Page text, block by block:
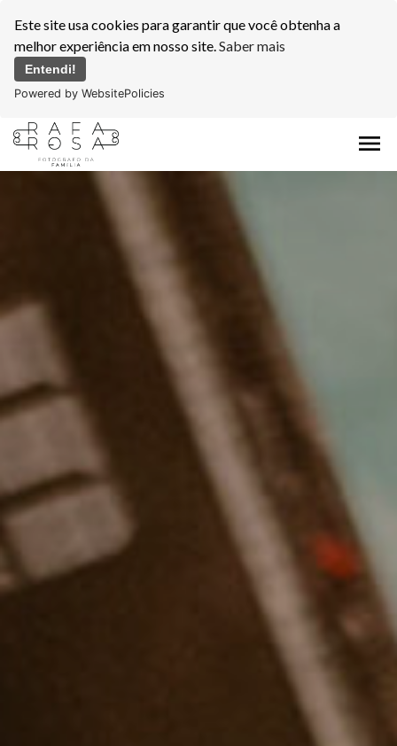
Este site usa cookies para garantir que você obtenha a
melhor experiência em nosso site.Saber mais
Entendi!
Powered by WebsitePolicies
menu